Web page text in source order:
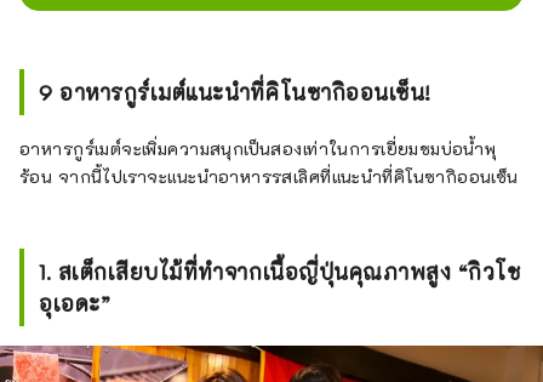
9 อาหารกูร์เมต์แนะนำที่คิโนซากิออนเซ็น!
อาหารกูร์เมต์จะเพิ่มความสนุกเป็นสองเท่าในการเยี่ยมชมบ่อน้ำพุ
ร้อน จากนี้ไปเราจะแนะนำอาหารรสเลิศที่แนะนำที่คิโนซากิออนเซ็น
1. สเต็กเสียบไม้ที่ทำจากเนื้อญี่ปุ่นคุณภาพสูง “กิวโช
อุเอดะ”